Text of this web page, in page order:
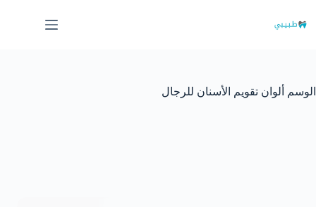
إلى
المحتوى
الوسم ألوان تقويم الأسنان للرجال